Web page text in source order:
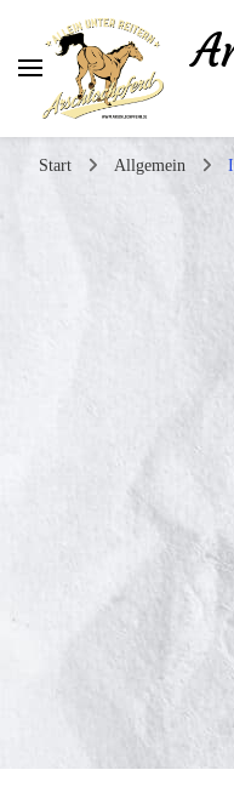
Start Allgemein